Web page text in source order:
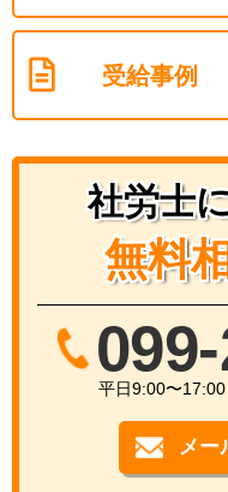
受給事例
社労士
無料
平日9:00〜
メー